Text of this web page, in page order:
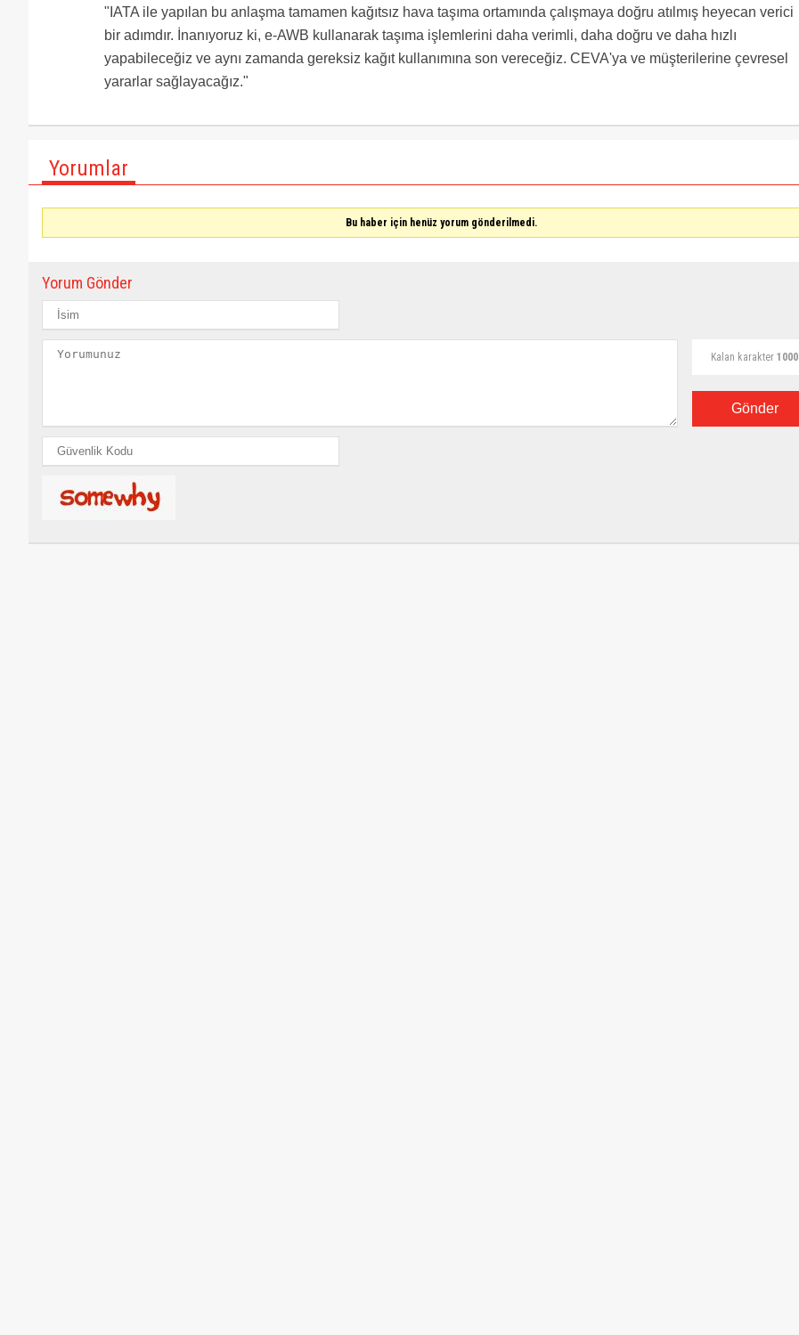
"IATA ile yapılan bu anlaşma tamamen kağıtsız hava taşıma ortamında çalışmaya doğru atılmış heyecan verici
bir adımdır. İnanıyoruz ki, e-AWB kullanarak taşıma işlemlerini daha verimli, daha doğru ve daha hızlı
yapabileceğiz ve aynı zamanda gereksiz kağıt kullanımına son vereceğiz. CEVA'ya ve müşterilerine çevresel
yararlar sağlayacağız."
Yorumlar
Bu haber için henüz yorum gönderilmedi.
Yorum Gönder
Kalan karakter 1000
Gönder